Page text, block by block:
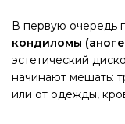
В первую очередь
кондиломы
эстетический
начинают мешать:
или от одежды,